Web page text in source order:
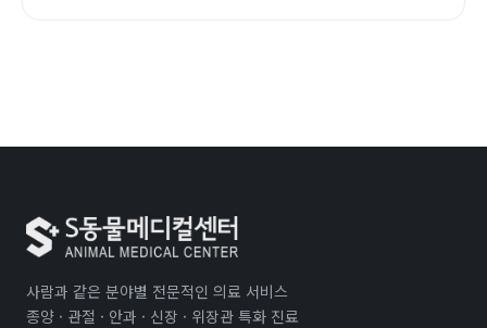
사람과 같은 분야별 전문적인 의료 서비스
종양 · 관절 · 안과 · 신장 · 위장관 특화 진료